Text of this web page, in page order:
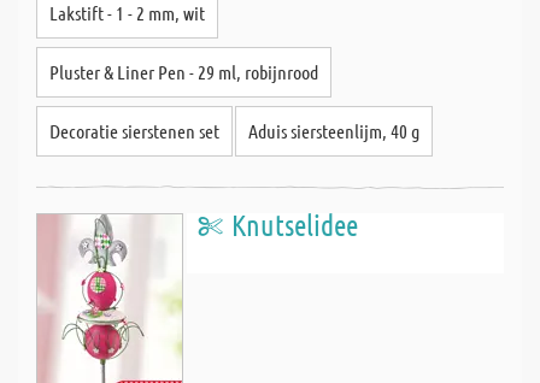
Lakstift - 1 - 2 mm, wit
Pluster & Liner Pen - 29 ml, robijnrood
Decoratie sierstenen set Aduis siersteenlijm, 40 g
Knutselidee